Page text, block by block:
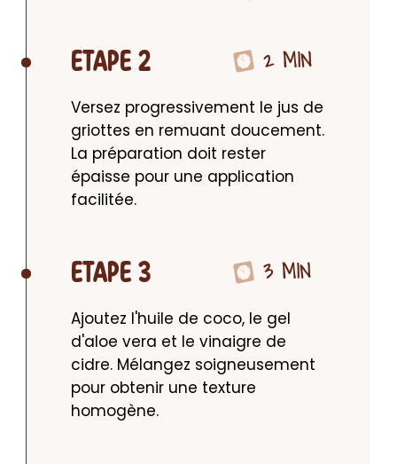
ETAPE 2 2 MIN
Versez progressivement le jus de
griottes en remuant doucement.
La préparation doit rester
épaisse pour une application
facilitée.
ETAPE 3 3 MIN
Ajoutez l'huile de coco, le gel
d'aloe vera et le vinaigre de
cidre. Mélangez soigneusement
pour obtenir une texture
homogène.